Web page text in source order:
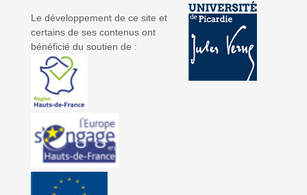
vv
Le développement de ce site et
certains de ses contenus ont
bénéficié du soutien de :